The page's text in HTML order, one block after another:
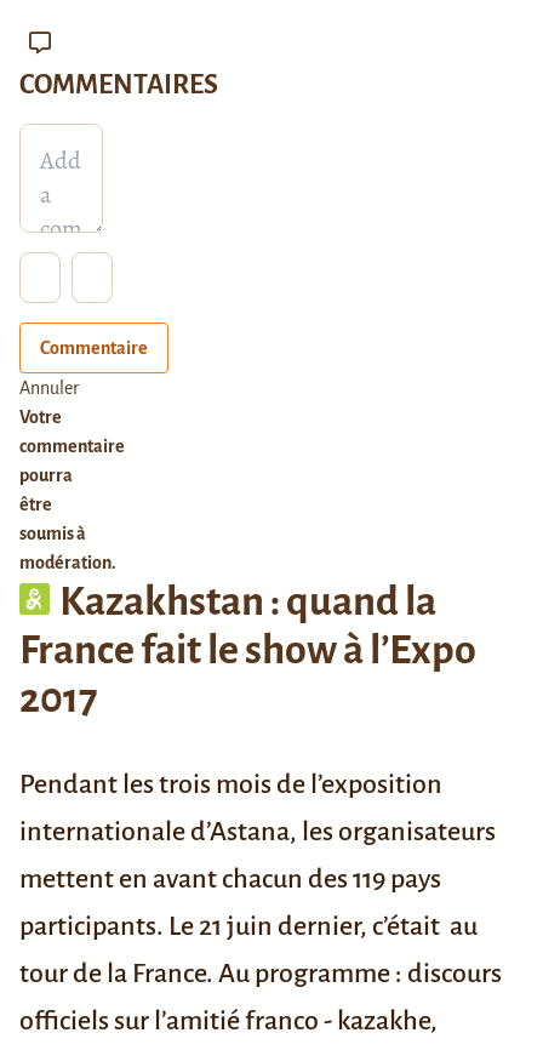
Kazakhstan : quand la
France fait le show à l’Expo
2017
Pendant les trois mois de l’exposition
internationale d’Astana, les organisateurs
mettent en avant chacun des 119 pays
participants. Le 21 juin dernier, c’était au
tour de la France. Au programme : discours
officiels sur l’amitié franco - kazakhe,
COMMENTAIRES
Commentaire
Annuler
Votre
commentaire
pourra
être
soumis à
modération.